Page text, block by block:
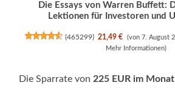
Die Essays von Warren Buffett:
Lektionen für Investoren und
(465299) 21,49 €
(von 7. August
Mehr Informationen)
Die Sparrate von 225 EUR im Monat